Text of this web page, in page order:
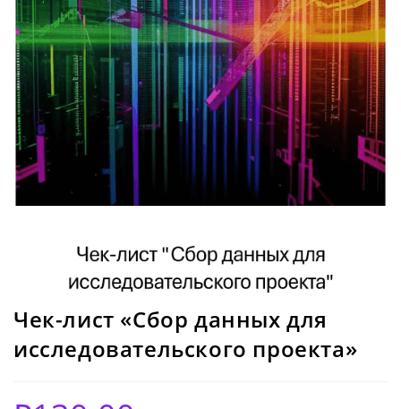
Чек-лист «Сбор данных для
исследовательского проекта»